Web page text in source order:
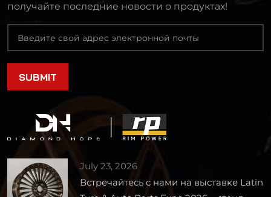
получайте последние новости о продуктах!
July 23, 2026
Встречайтесь с нами на выставке Latin